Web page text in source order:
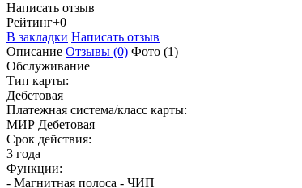
Написать отзыв
Рейтинг+0
В закладки Написать отзыв
Описание Отзывы (0) Фото (1)
Обслуживание
Тип карты:
Дебетовая
Платежная система/класс карты:
МИР Дебетовая
Срок действия:
3 года
Функции:
- Магнитная полоса - ЧИП